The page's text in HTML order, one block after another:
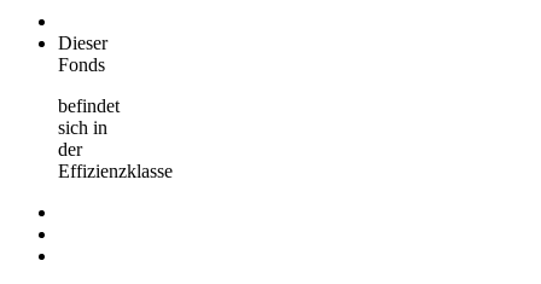
Dieser
Fonds
befindet
sich in
der
Effizienzklasse